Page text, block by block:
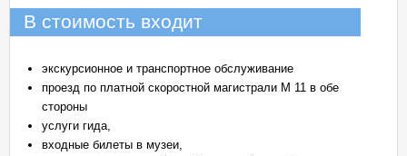
В стоимость входит
экскурсионное и транспортное обслуживание
проезд по платной скоростной магистрали М 11 в обе
стороны
услуги гида,
входные билеты в музеи,